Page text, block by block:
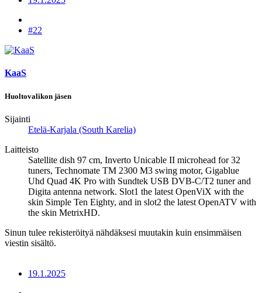
#22
KaaS
Huoltovalikon jäsen
Sijainti
Etelä-Karjala (South Karelia)
Laitteisto
Satellite dish 97 cm, Inverto Unicable II microhead for 32
tuners, Technomate TM 2300 M3 swing motor, Gigablue
Uhd Quad 4K Pro with Sundtek USB DVB-C/T2 tuner and
Digita antenna network. Slot1 the latest OpenViX with the
skin Simple Ten Eighty, and in slot2 the latest OpenATV with
the skin MetrixHD.
Sinun tulee rekisteröityä nähdäksesi muutakin kuin ensimmäisen
viestin sisältö.
19.1.2025